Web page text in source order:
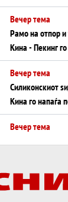
во Суец
инфаркт?
Вечер тема
Рамо на отпор
Кина - Пекинг
американска
Вечер тема
Силиконскиот
Кина го напаѓа
монопол на
Вечер тема
Вечер тема
ДЛАБОКО